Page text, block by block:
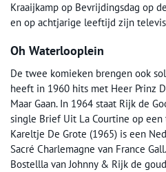
Kraaijkamp op Bevrijdingsdag op
en op achtjarige leeftijd zijn
Oh Waterlooplein
De twee komieken brengen ook
heeft in 1960 hits met Heer Prinz
Maar Gaan. In 1964 staat Rijk de
single Brief Uit La Courtine op een
Kareltje De Grote (1965) is een
Sacré Charlemagne van France
Bostellla van Johnny & Rijk de